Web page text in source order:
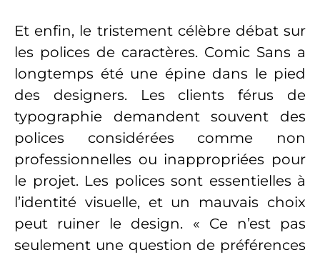
Et enfin, le tristement célèbre débat sur
les polices de caractères. Comic Sans a
longtemps été une épine dans le pied
des designers. Les clients férus de
typographie demandent souvent des
polices considérées comme non
professionnelles ou inappropriées pour
le projet. Les polices sont essentielles à
l’identité visuelle, et un mauvais choix
peut ruiner le design. « Ce n’est pas
seulement une question de préférences